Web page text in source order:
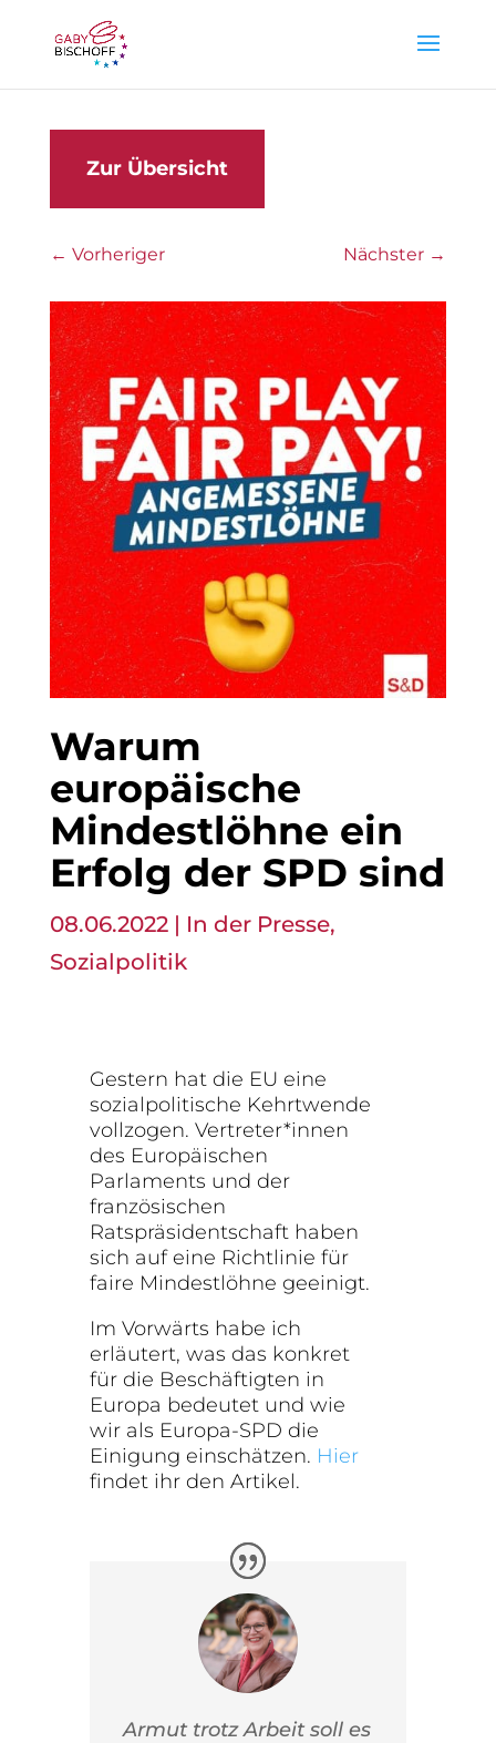
Zur Übersicht
← Vorheriger Nächster →
Warum
europäische
Mindestlöhne ein
Erfolg der SPD sind
08.06.2022| In der Presse,
Sozialpolitik
Gestern hat die EU eine
sozialpolitische Kehrtwende
vollzogen. Vertreter*innen
des Europäischen
Parlaments und der
französischen
Ratspräsidentschaft haben
sich auf eine Richtlinie für
faire Mindestlöhne geeinigt.
Im Vorwärts habe ich
erläutert, was das konkret
für die Beschäftigten in
Europa bedeutet und wie
wir als Europa-SPD die
Einigung einschätzen. Hier
findet ihr den Artikel.
Armut trotz Arbeit soll es